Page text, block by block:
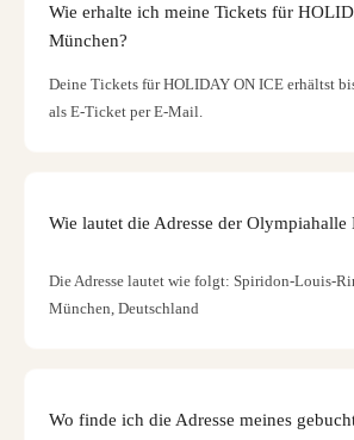
Wie erhalte ich meine Tickets für
München?
Deine Tickets für HOLIDAY ON ICE erhältst
als E-Ticket per E-Mail.
Wie lautet die Adresse der Olympiahalle
Die Adresse lautet wie folgt: Spiridon-Louis-
München, Deutschland
Wo finde ich die Adresse meines